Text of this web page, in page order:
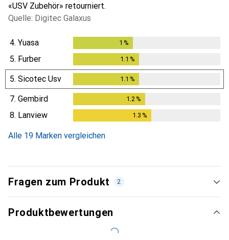
«USV Zubehör» retourniert.
Quelle: Digitec Galaxus
4. Yuasa 1 %
5. Furber 1.1 %
5. Sicotec Usv 1.1 %
7. Gembird 1.2 %
8. Lanview 1.3 %
Alle 19 Marken vergleichen
Fragen zum Produkt 2
Produktbewertungen